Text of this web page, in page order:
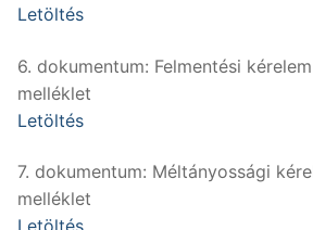
Letöltés
6. dokumentum: Felmentési
melléklet
Letöltés
7. dokumentum: Méltányossági
melléklet